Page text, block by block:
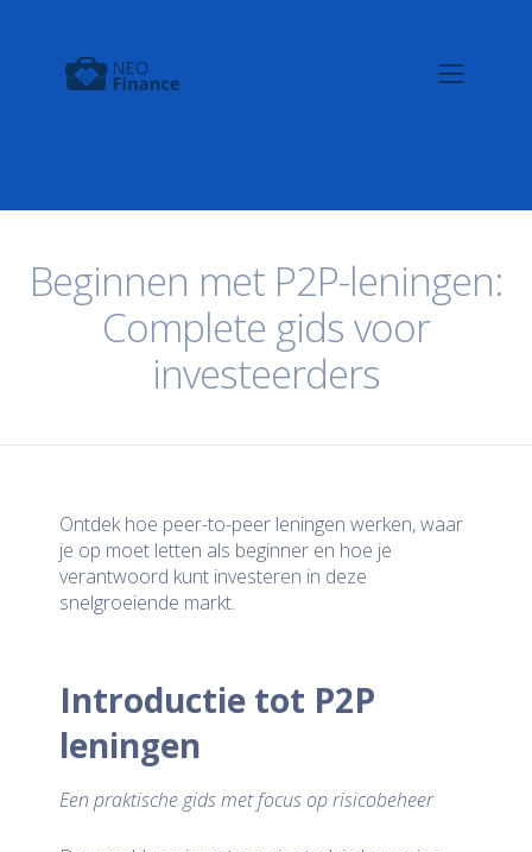
Beginnen met P2P-leningen:
Complete gids voor
investeerders
Ontdek hoe peer-to-peer leningen werken, waar
je op moet letten als beginner en hoe je
verantwoord kunt investeren in deze
snelgroeiende markt.
Introductie tot P2P
leningen
Een praktische gids met focus op risicobeheer